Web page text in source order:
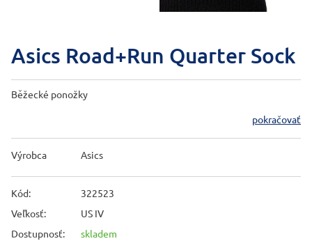
Asics Road+Run Quarter Sock
Běžecké ponožky
pokračovať
Výrobca Asics
Kód:
322523
Veľkosť:
US IV
Dostupnosť:
skladem